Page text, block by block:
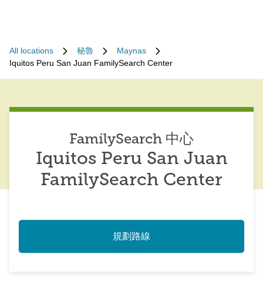
All locations 秘魯
Maynas
Iquitos Peru San Juan FamilySearch Center
FamilySearch 中心
Iquitos Peru San Juan
FamilySearch Center
規劃路線